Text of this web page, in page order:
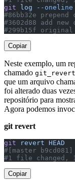
git log --oneline
#86bb32e
#3602d88 add
#299b15f original
Copiar
Neste exemplo, um
chamado
que um arquivo
foi alterado duas
repositório para
Agora podemos
git revert
git revert HEAD
#[master
#1 file changed,
Copiar